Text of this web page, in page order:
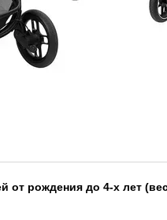
от рождения до 4-х лет